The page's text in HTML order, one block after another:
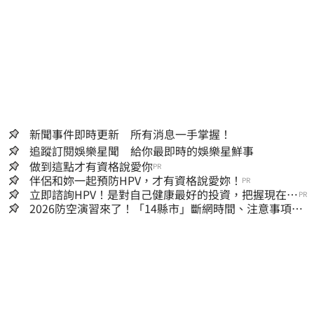
新聞事件即時更新 所有消息一手掌握！
追蹤訂閱娛樂星聞 給你最即時的娛樂星鮮事
做到這點才有資格說愛你PR
伴侶和妳一起預防HPV，才有資格說愛妳！ PR
立即諮詢HPV！是對自己健康最好的投資，把握現在不
嫌晚！
PR
2026防空演習來了！「14縣市」斷網時間、注意事項一